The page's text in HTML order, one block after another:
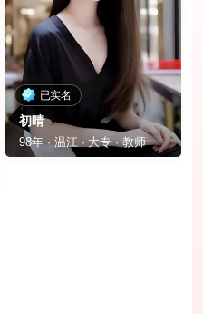
已实名
初晴
98年 · 温江 · 大专 · 教师